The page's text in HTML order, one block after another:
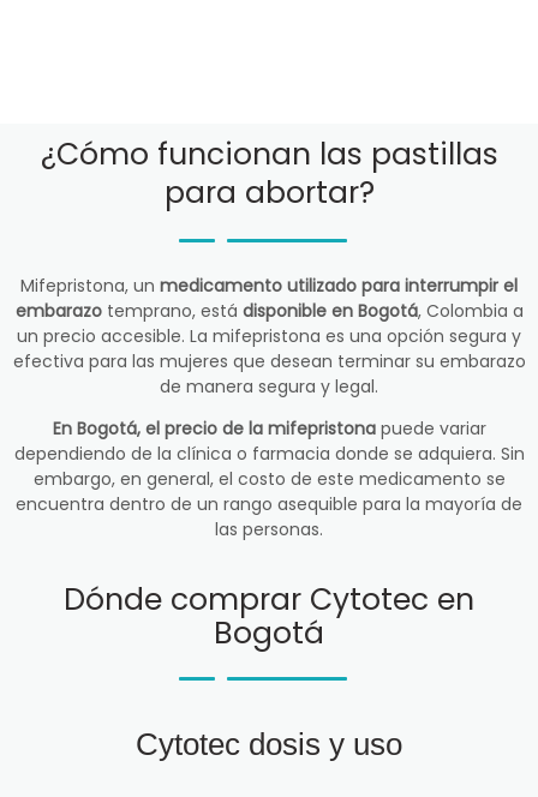
¿Cómo funcionan las pastillas
para abortar?
Mifepristona, un medicamento utilizado para interrumpir el
embarazotemprano, está disponible en Bogotá, Colombia a
un precio accesible. La mifepristona es una opción segura y
efectiva para las mujeres que desean terminar su embarazo
de manera segura y legal.
En Bogotá, el precio de la mifepristonapuede variar
dependiendo de la clínica o farmacia donde se adquiera. Sin
embargo, en general, el costo de este medicamento se
encuentra dentro de un rango asequible para la mayoría de
las personas.
Dónde comprar Cytotec en
Bogotá
Cytotec dosis y uso